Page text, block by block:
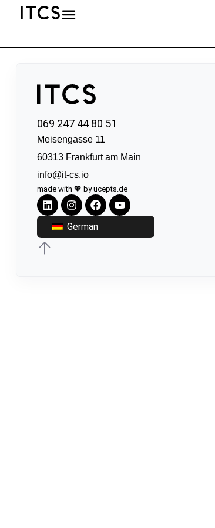
069 247 44 80 51
Meisengasse 11
60313 Frankfurt am Main
info@it-cs.io
made with 💖 by ucepts.de
German